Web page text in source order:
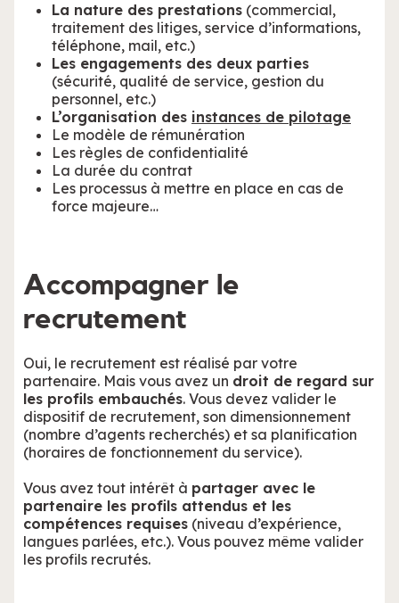
La nature des prestations (commercial,
traitement des litiges, service d’informations,
téléphone, mail, etc.)
Les engagements des deux parties
(sécurité, qualité de service, gestion du
personnel, etc.)
L’organisation des instances de pilotage
Le modèle de rémunération
Les règles de confidentialité
La durée du contrat
Les processus à mettre en place en cas de
force majeure…
Accompagner le
recrutement
Oui, le recrutement est réalisé par votre
partenaire. Mais vous avez un droit de regard sur
les profils embauchés. Vous devez valider le
dispositif de recrutement, son dimensionnement
(nombre d’agents recherchés) et sa planification
(horaires de fonctionnement du service).
Vous avez tout intérêt à partager avec le
partenaire les profils attendus et les
compétences requises (niveau d’expérience,
langues parlées, etc.). Vous pouvez même valider
les profils recrutés.